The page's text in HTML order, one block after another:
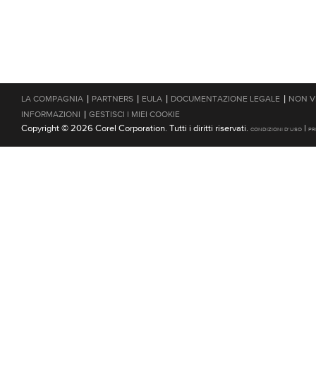
LA COMPAGNIA | PARTNERS | EULA | DOCUMENTAZIONE LEGALE | NON
INFORMAZIONI | GESTISCI I MIEI COOKIE
Copyright © 2026 Corel Corporation. Tutti i diritti riservati. CONDIZIONI D'USO |